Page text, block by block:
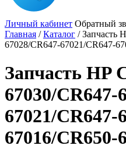
Личный кабинет Обратный
Главная /Каталог /Запчасть
67028/CR647-67021/CR647-
Запчасть HP
67030/CR647-
67021/CR647-
67016/CR650-